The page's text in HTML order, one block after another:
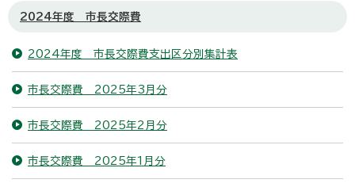
2024年度 市長交際費
2024年度 市長交際費支出区分別集計表
市長交際費 2025年3月分
市長交際費 2025年2月分
市長交際費 2025年1月分